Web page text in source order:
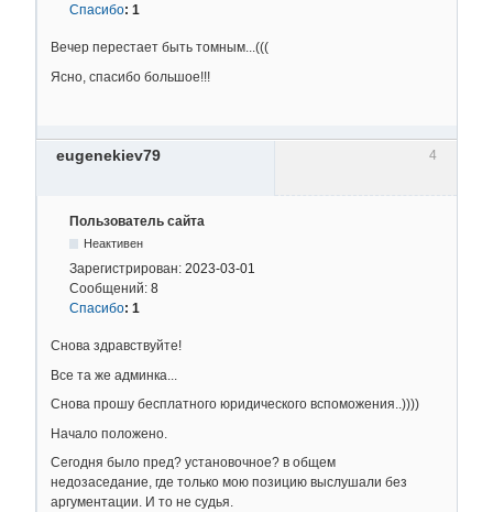
Спасибо: 1
Вечер перестает быть томным...(((
Ясно, спасибо большое!!!
4
eugenekiev79
Пользователь сайта
Неактивен
Зарегистрирован: 2023-03-01
Сообщений: 8
Спасибо: 1
Снова здравствуйте!
Все та же админка...
Снова прошу бесплатного юридического вспоможения..))))
Начало положено.
Сегодня было пред? установочное? в общем
недозаседание, где только мою позицию выслушали без
аргументации. И то не судья.